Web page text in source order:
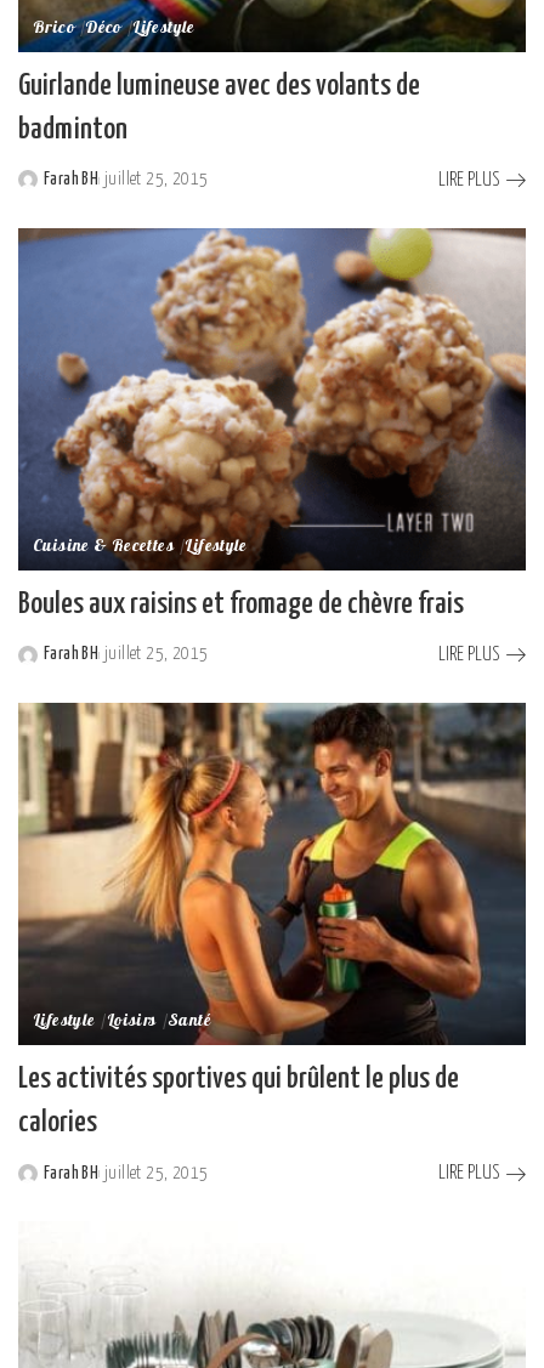
Brico Déco Lifestyle
Guirlande lumineuse avec des volants de
badminton
Farah BH juillet 25, 2015 LIRE PLUS
Cuisine & Recettes Lifestyle
Boules aux raisins et fromage de chèvre frais
Posted
Farah BH juillet 25, 2015 LIRE PLUS
Lifestyle Loisirs Santé
Les activités sportives qui brûlent le plus de
calories
Posted
Farah BH juillet 25, 2015 LIRE PLUS